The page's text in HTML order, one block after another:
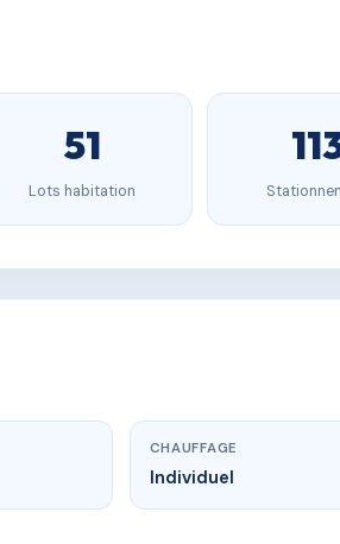
51
Lots habitation
CHAUFFAGE
Individuel